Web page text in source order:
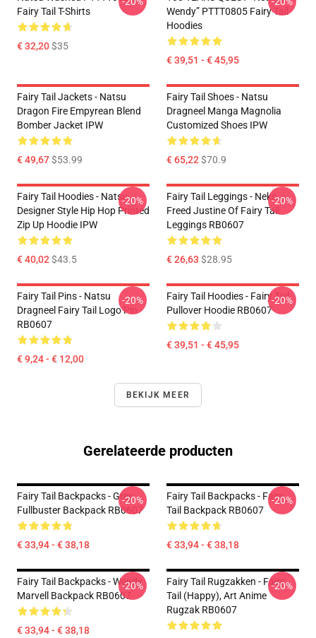
Fairy Tail T-Shirts
€ 32,20$35
Wendy” PTTT0805 Fairy Tail
Hoodies
€ 39,51 - € 45,95
Fairy Tail Jackets - Natsu
Dragon Fire Empyrean Blend
Bomber Jacket IPW
€ 49,67$53.99
Fairy Tail Shoes - Natsu
Dragneel Manga Magnolia
Customized Shoes IPW
€ 65,22$70.9
Fairy Tail Hoodies - Natsu
Designer Style Hip Hop Printed
Zip Up Hoodie IPW
€ 40,02$43.5
-20%
Fairy Tail Leggings - Neko
Freed Justine Of Fairy Tail
Leggings RB0607
€ 26,63 $28.95
-20%
Fairy Tail Pins - Natsu
Dragneel Fairy Tail Logo Pin
RB0607
€ 9,24 - € 12,00
-20%
Fairy Tail Hoodies - Fairy Tail
Pullover Hoodie RB0607
€ 39,51 - € 45,95
-20%
BEKIJK MEER
Gerelateerde producten
Fairy Tail Backpacks - Grey
Fullbuster Backpack RB0607
€ 33,94 - € 38,18
-20%
Fairy Tail Backpacks - Fairy
Tail Backpack RB0607
€ 33,94 - € 38,18
-20%
Fairy Tail Backpacks - Wendy
Marvell Backpack RB0607
€ 33,94 - € 38,18
-20%
Fairy Tail Rugzakken - Fairy
Tail (Happy), Art Anime
Rugzak RB0607
-20%